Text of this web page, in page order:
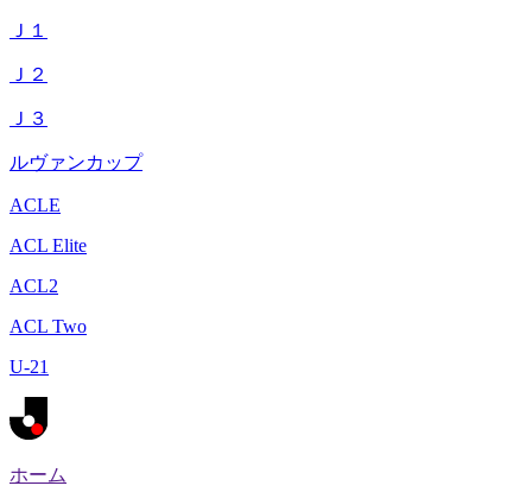
Ｊ１
Ｊ２
Ｊ３
ルヴァンカップ
ACLE
ACL Elite
ACL2
ACL Two
U-21
ホーム